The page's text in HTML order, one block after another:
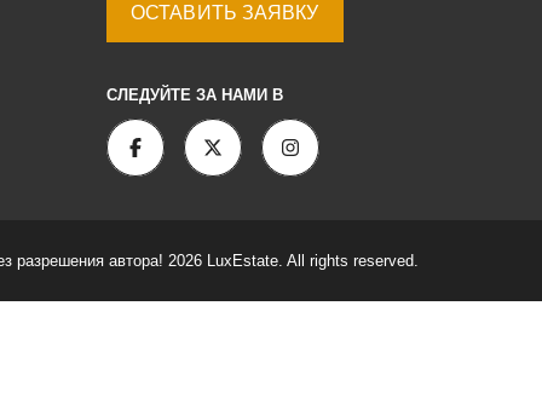
ОСТАВИТЬ ЗАЯВКУ
СЛЕДУЙТЕ ЗА НАМИ В
разрешения автора! 2026 LuxEstate. All rights reserved.